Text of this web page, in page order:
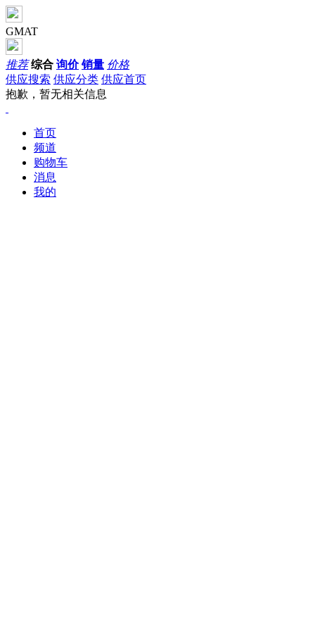
GMAT
推荐 综合 询价 销量 价格
供应搜索 供应分类 供应首页
抱歉，暂无相关信息
首页
频道
购物车
消息
我的